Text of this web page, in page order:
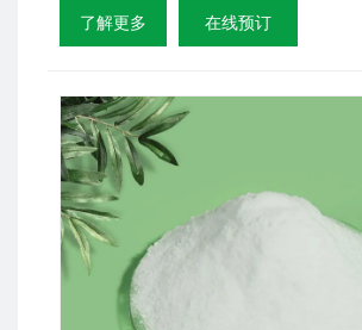
了解更多 在线预订